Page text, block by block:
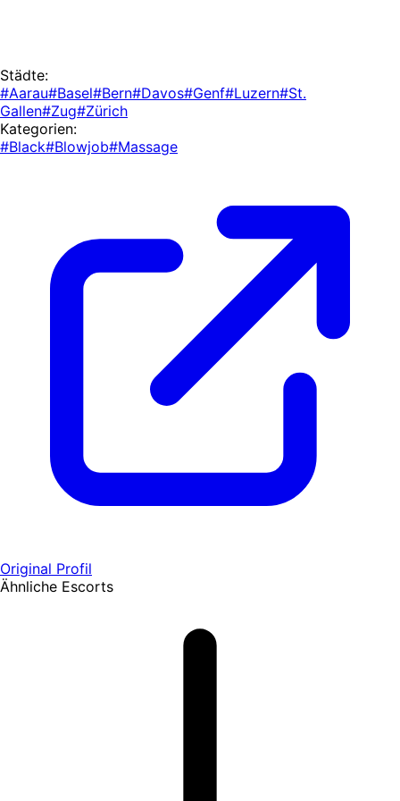
Städte:
#Aarau#Basel#Bern#Davos#Genf#Luzern#St.
Gallen#Zug#Zürich
Kategorien:
#Black#Blowjob#Massage
Original Profil
Ähnliche Escorts